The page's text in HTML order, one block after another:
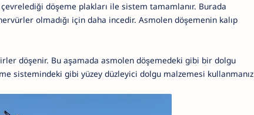
döşeme plakları ile sistem tamamlanır. Burada
olmadığı için daha incedir. Asmolen döşemenin kalıp
döşenir. Bu aşamada asmolen döşemedeki gibi bir dolgu
sistemindeki gibi yüzey düzleyici dolgu malzemesi kullanmanız